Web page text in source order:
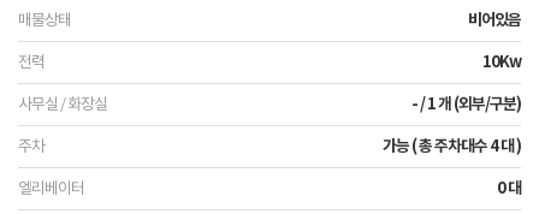
비어있음
10Kw
- / 1 개 (외부/구분)
가능 ( 총 주차대수 4 대 )
0 대